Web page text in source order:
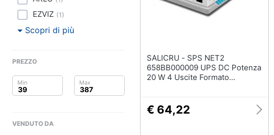
Salute e igiene
Prima infanzia
Sverniciatore
EZVIZ (1)
Scopri di più
PREZZO
VENDUTO DA
SALICRU - SPS NET2
658BB000009 UPS DC Potenza
20 W 4 Uscite Formato
€ 64,22